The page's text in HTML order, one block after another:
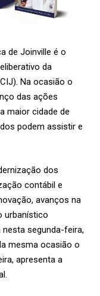
de Joinville é o
da
). Na ocasião o
das ações
maior cidade de
podem assistir e
dos
contábil e
avanços na
urbanístico
segunda-feira,
mesma ocasião o
apresenta a